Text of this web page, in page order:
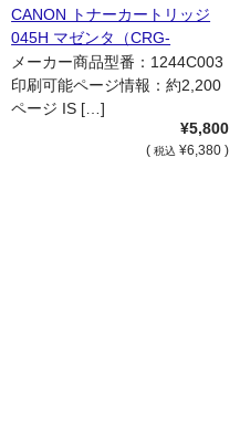
CANON トナーカートリッジ
045H マゼンタ（CRG-
045HMAG） 国内リサイクル品
メーカー商品型番：1244C003
印刷可能ページ情報：約2,200
ページ IS […]
¥5,800
( 税込 ¥6,380 )